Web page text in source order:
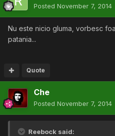
Posted November 7, 2014
Nu este nicio gluma, vorbesc
patania...
Quote
Che
Posted November 7, 2014
Reebock said: